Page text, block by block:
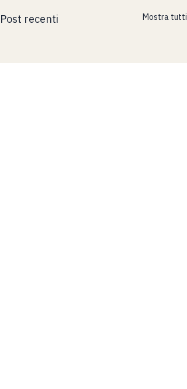
Post recenti Mostra tutti